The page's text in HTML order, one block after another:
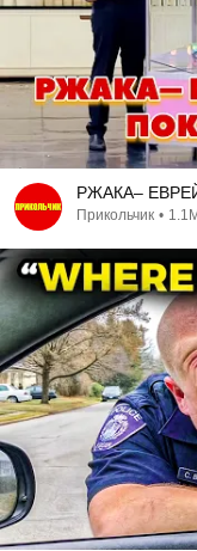
РЖАКА–
Прикольчик •